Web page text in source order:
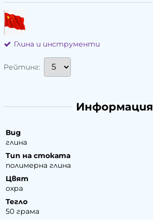
Глина и инструменти
Рейтинг:
Информация
Вид
глина
Тип на стоката
полимерна глина
Цвят
охра
Тегло
50 грама